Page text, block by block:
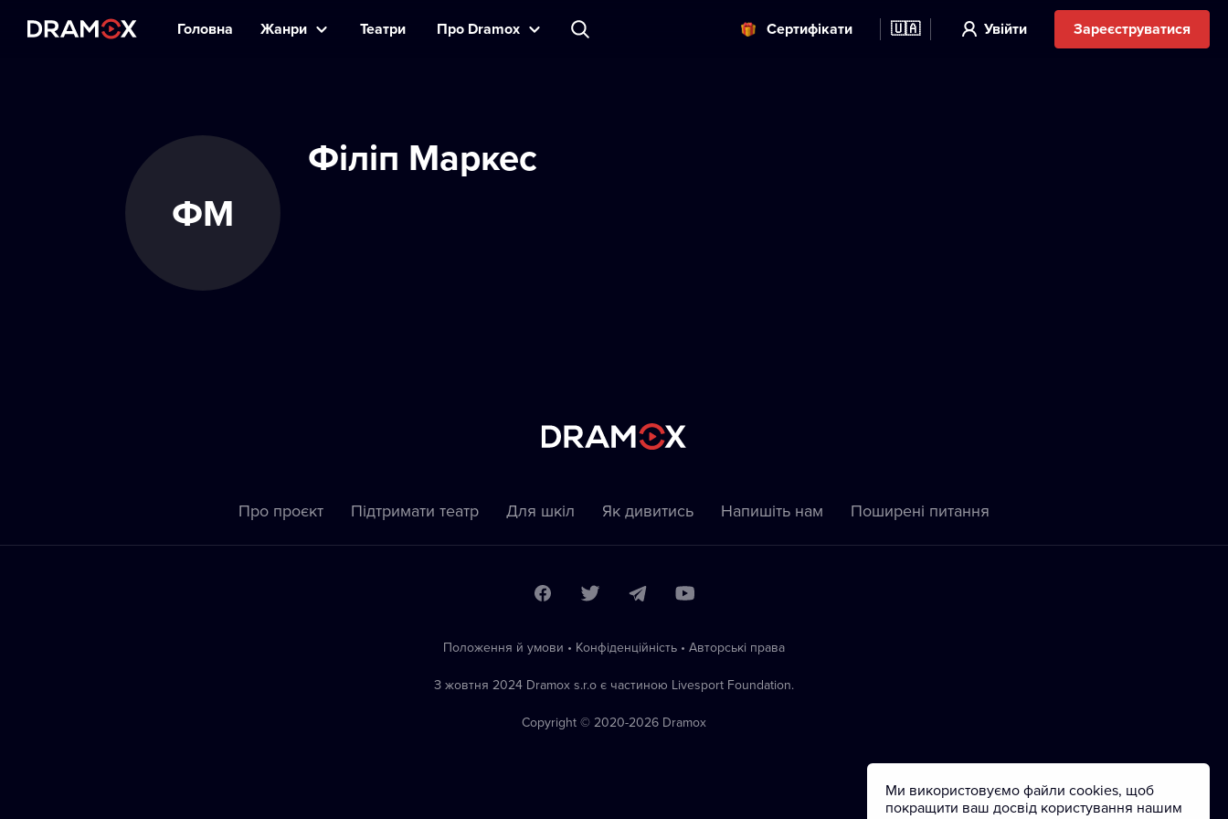
Головна Жанри Театри Прo Dramox Cертифікати 🇺🇦 Увійти Зареєструватися
ФМ
Філіп Маркес
Про проєкт Підтримати театр Для шкіл Як дивитись Напишіть нам Пoширені питання
Положення й умови • Конфіденційність • Автoрські права
З жовтня 2024 Dramox s.r.o є частиною Livesport Foundation.
Copyright © 2020-2026 Dramox
Ми використовуємо файли cookies, щоб
покращити ваш досвід користування нашим